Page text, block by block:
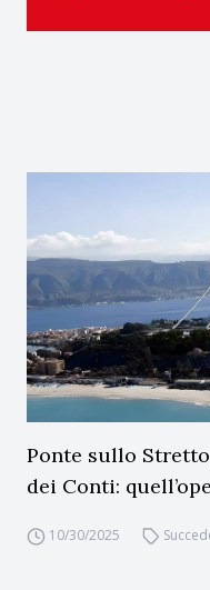
Ponte sullo
dei Conti:
10/30/2025